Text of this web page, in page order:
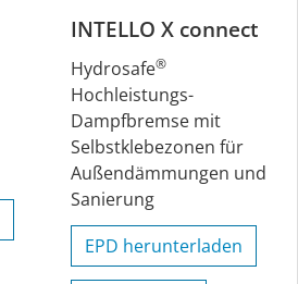
INTELLO X connect
Hydrosafe®
Hochleistungs-
Dampfbremse mit
Selbstklebezonen für
Außendämmungen und
Sanierung
EPD herunterladen